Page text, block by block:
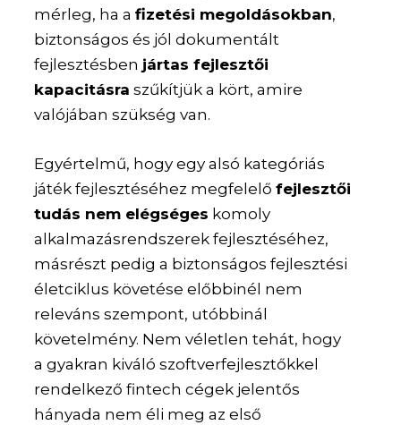
mérleg, ha afizetési megoldásokban,
biztonságos és jól dokumentált
fejlesztésben jártas fejlesztői
kapacitásra szűkítjük a kört, amire
valójában szükség van.
Egyértelmű, hogy egy alsó kategóriás
játék fejlesztéséhez megfelelőfejlesztői
tudás nem elégséges komoly
alkalmazásrendszerek fejlesztéséhez,
másrészt pedig a biztonságos fejlesztési
életciklus követése előbbinél nem
releváns szempont, utóbbinál
követelmény. Nem véletlen tehát, hogy
a gyakran kiváló szoftverfejlesztőkkel
rendelkező fintech cégek jelentős
hányada nem éli meg az első